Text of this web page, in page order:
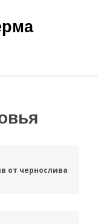
от чернослива